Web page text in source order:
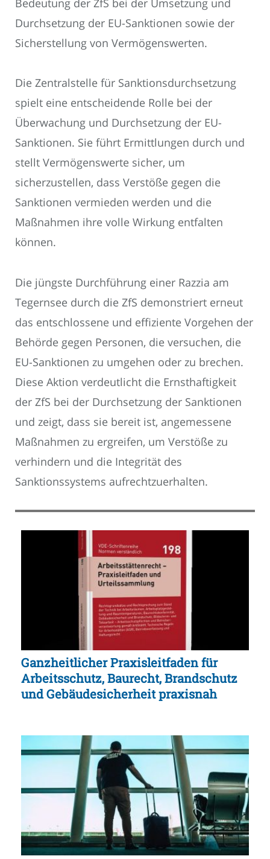
Bedeutung der ZfS bei der Umsetzung und
Durchsetzung der EU-Sanktionen sowie der
Sicherstellung von Vermögenswerten.
Die Zentralstelle für Sanktionsdurchsetzung
spielt eine entscheidende Rolle bei der
Überwachung und Durchsetzung der EU-
Sanktionen. Sie führt Ermittlungen durch und
stellt Vermögenswerte sicher, um
sicherzustellen, dass Verstöße gegen die
Sanktionen vermieden werden und die
Maßnahmen ihre volle Wirkung entfalten
können.
Die jüngste Durchführung einer Razzia am
Tegernsee durch die ZfS demonstriert erneut
das entschlossene und effiziente Vorgehen der
Behörde gegen Personen, die versuchen, die
EU-Sanktionen zu umgehen oder zu brechen.
Diese Aktion verdeutlicht die Ernsthaftigkeit
der ZfS bei der Durchsetzung der Sanktionen
und zeigt, dass sie bereit ist, angemessene
Maßnahmen zu ergreifen, um Verstöße zu
verhindern und die Integrität des
Sanktionssystems aufrechtzuerhalten.
Ganzheitlicher Praxisleitfaden für
Arbeitsschutz, Baurecht, Brandschutz
und Gebäudesicherheit praxisnah